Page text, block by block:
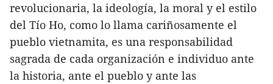
revolucionaria, la ideología, la moral y el estilo
del Tío Ho, como lo llama cariñosamente el
pueblo vietnamita, es una responsabilidad
sagrada de cada organización e individuo ante
la historia, ante el pueblo y ante las